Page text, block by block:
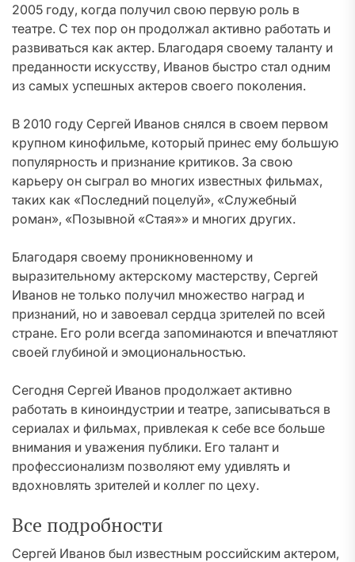
2005 году, когда получил свою первую роль в
театре. С тех пор он продолжал активно работать и
развиваться как актер. Благодаря своему таланту и
преданности искусству, Иванов быстро стал одним
из самых успешных актеров своего поколения.
В 2010 году Сергей Иванов снялся в своем первом
крупном кинофильме, который принес ему большую
популярность и признание критиков. За свою
карьеру он сыграл во многих известных фильмах,
таких как «Последний поцелуй», «Служебный
роман», «Позывной «Стая»» и многих других.
Благодаря своему проникновенному и
выразительному актерскому мастерству, Сергей
Иванов не только получил множество наград и
признаний, но и завоевал сердца зрителей по всей
стране. Его роли всегда запоминаются и впечатляют
своей глубиной и эмоциональностью.
Сегодня Сергей Иванов продолжает активно
работать в киноиндустрии и театре, записываться в
сериалах и фильмах, привлекая к себе все больше
внимания и уважения публики. Его талант и
профессионализм позволяют ему удивлять и
вдохновлять зрителей и коллег по цеху.
Все подробности
Сергей Иванов был известным российским актером,